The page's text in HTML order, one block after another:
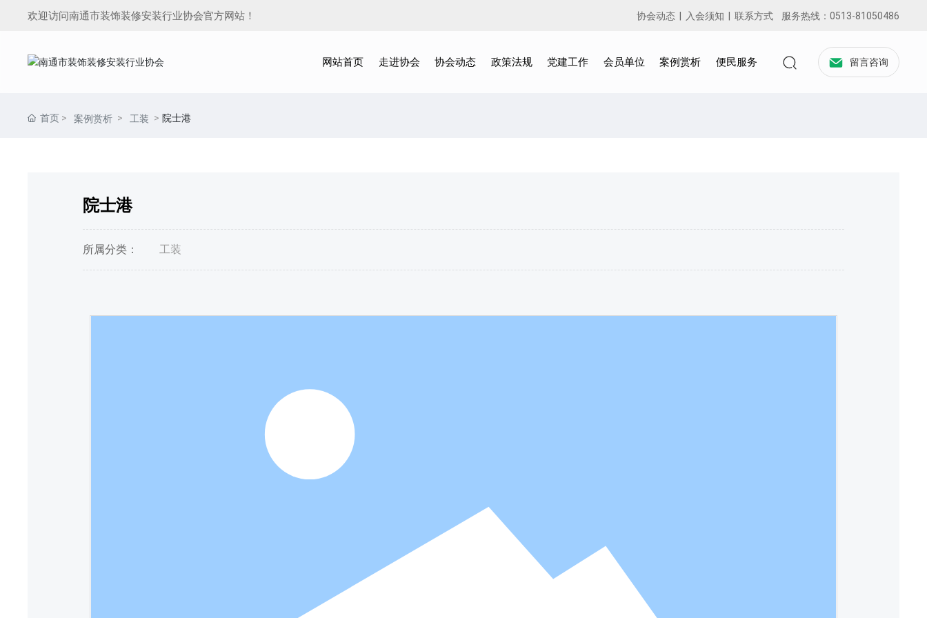
欢迎访问南通市装饰装修安装行业协会官方网站！ 协会动态| 入会须知 | 联系方式服务热线： 0513-81050486
网站首页 走进协会 协会动态 政策法规 党建工作 会员单位 案例赏析 便民服务 留言咨询
首页 案例赏析 工装 院士港
院士港
所属分类： 工装